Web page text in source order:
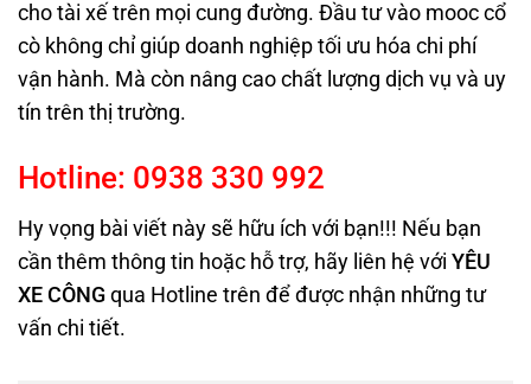
cho tài xế trên mọi cung đường. Đầu tư vào mooc cổ
cò không chỉ giúp doanh nghiệp tối ưu hóa chi phí
vận hành. Mà còn nâng cao chất lượng dịch vụ và uy
tín trên thị trường.
Hotline: 0938 330 992
Hy vọng bài viết này sẽ hữu ích với bạn!!! Nếu bạn
cần thêm thông tin hoặc hỗ trợ, hãy liên hệ với YÊU
XE CÔNG qua Hotline trên để được nhận những tư
vấn chi tiết.